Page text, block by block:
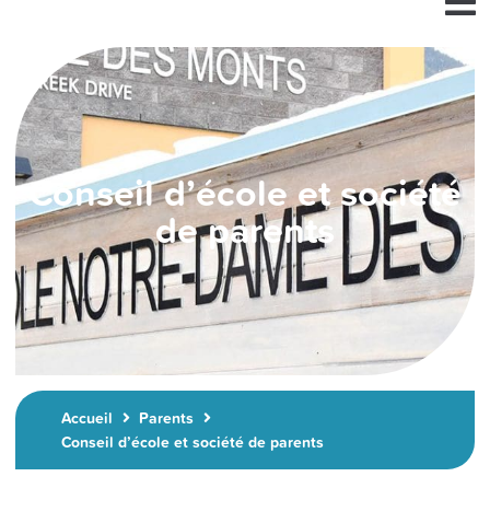
Conseil d’école et société
de parents
Accueil
Parents
Conseil d’école et société de parents